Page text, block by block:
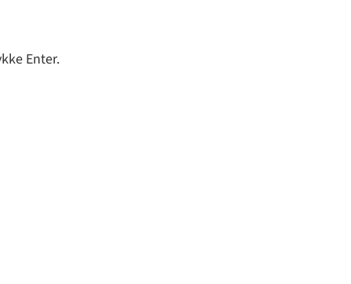
Enter.